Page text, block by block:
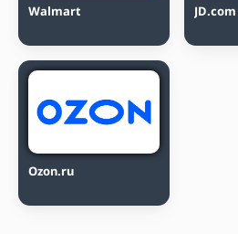
Walmart JD.com
Ozon.ru